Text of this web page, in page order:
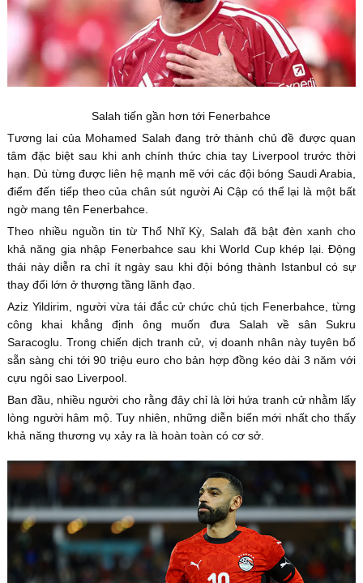
Salah tiến gần hơn tới Fenerbahce
Tương lai của Mohamed Salah đang trở thành chủ đề được quan
tâm đặc biệt sau khi anh chính thức chia tay Liverpool trước thời
hạn. Dù từng được liên hệ mạnh mẽ với các đội bóng Saudi Arabia,
điểm đến tiếp theo của chân sút người Ai Cập có thể lại là một bất
ngờ mang tên Fenerbahce.
Theo nhiều nguồn tin từ Thổ Nhĩ Kỳ, Salah đã bật đèn xanh cho
khả năng gia nhập Fenerbahce sau khi World Cup khép lại. Động
thái này diễn ra chỉ ít ngày sau khi đội bóng thành Istanbul có sự
thay đổi lớn ở thượng tầng lãnh đạo.
Aziz Yildirim, người vừa tái đắc cử chức chủ tịch Fenerbahce, từng
công khai khẳng định ông muốn đưa Salah về sân Sukru
Saracoglu. Trong chiến dịch tranh cử, vị doanh nhân này tuyên bố
sẵn sàng chi tới 90 triệu euro cho bản hợp đồng kéo dài 3 năm với
cựu ngôi sao Liverpool.
Ban đầu, nhiều người cho rằng đây chỉ là lời hứa tranh cử nhằm lấy
lòng người hâm mộ. Tuy nhiên, những diễn biến mới nhất cho thấy
khả năng thương vụ xảy ra là hoàn toàn có cơ sở.